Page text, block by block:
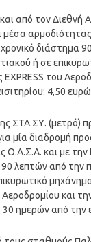
από τον Διεθνή
μέσα
διάστημα
ή σε
του
4,50
ΣΤΑ.ΣΥ. (μετρό)
μία διαδρομή
και με
90 λεπτών από
και
ημερών από